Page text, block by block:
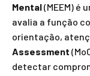
Mental(MEEM) é
avalia a função
orientação,
Assessment
detectar